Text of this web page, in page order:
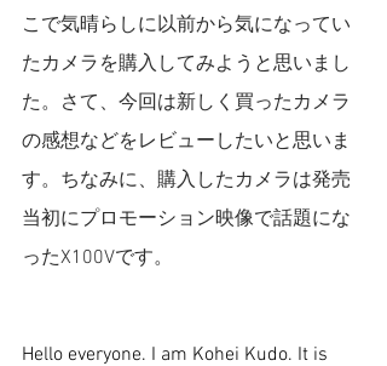
こで気晴らしに以前から気になってい
たカメラを購入してみようと思いまし
た。さて、今回は新しく買ったカメラ
の感想などをレビューしたいと思いま
す。ちなみに、購入したカメラは発売
当初にプロモーション映像で話題にな
ったX100Vです。
Hello everyone. I am Kohei Kudo. It is